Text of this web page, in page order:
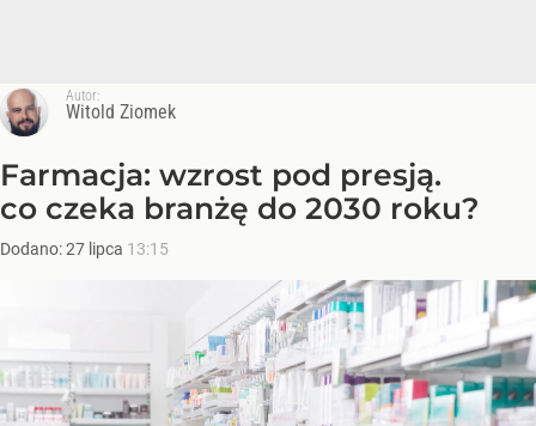
Autor:
Witold Ziomek
Farmacja: wzrost pod presją.
co czeka branżę do 2030 roku?
Dodano:27 lipca 13:15